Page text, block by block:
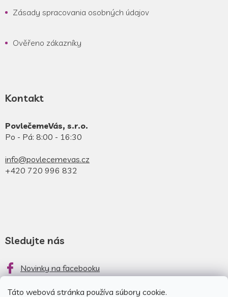
Táto webová stránka používa súbory cookie.
Zásady spracovania osobných údajov
Ověřeno zákazníky
Kontakt
PovlečemeVás, s.r.o.
Po - Pá: 8:00 - 16:30
info@povlecemevas.cz
+420 720 996 832
Sledujte nás
Novinky na facebooku
Novinky na instagrame